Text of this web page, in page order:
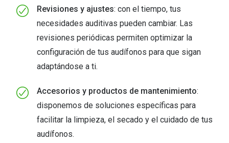
Revisiones y ajustes: con el tiempo, tus
necesidades auditivas pueden cambiar. Las
revisiones periódicas permiten optimizar la
configuración de tus audífonos para que sigan
adaptándose a ti.​
Accesorios y productos de mantenimiento​:
disponemos de soluciones específicas para
facilitar la limpieza, el secado y el cuidado de tus
audífonos.​